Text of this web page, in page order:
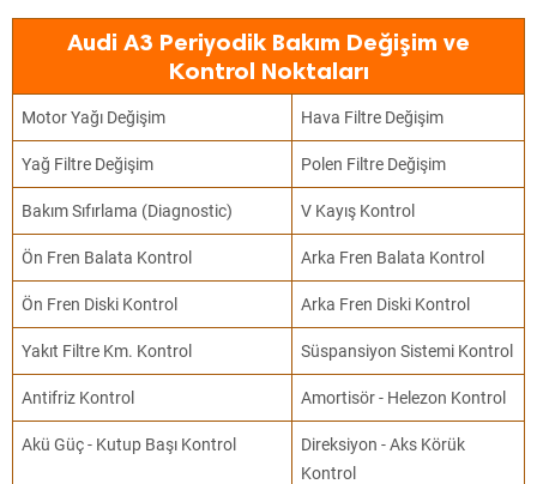
Audi A3 Periyodik Bakım Değişim ve
Kontrol Noktaları
Motor Yağı Değişim Hava Filtre Değişim
Yağ Filtre Değişim Polen Filtre Değişim
Bakım Sıfırlama (Diagnostic) V Kayış Kontrol
Ön Fren Balata Kontrol Arka Fren Balata Kontrol
Ön Fren Diski Kontrol Arka Fren Diski Kontrol
Yakıt Filtre Km. Kontrol Süspansiyon Sistemi Kontrol
Antifriz Kontrol Amortisör - Helezon Kontrol
Akü Güç - Kutup Başı Kontrol
Direksiyon - Aks Körük
Kontrol